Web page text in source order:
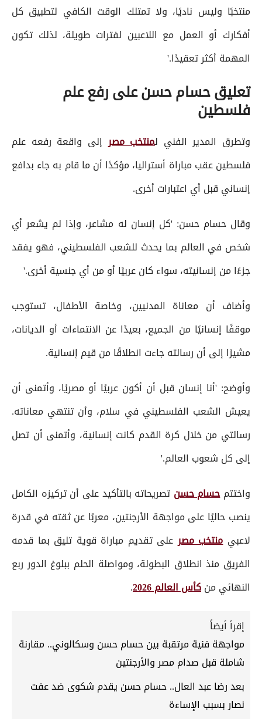
منتخبًا وليس ناديًا، ولا تمتلك الوقت الكافي لتطبيق كل
أفكارك أو العمل مع اللاعبين لفترات طويلة، لذلك تكون
المهمة أكثر تعقيدًا.'
تعليق حسام حسن على رفع علم
فلسطين
وتطرق المدير الفني لمنتخب مصرإلى واقعة رفعه علم
فلسطين عقب مباراة أستراليا، مؤكدًا أن ما قام به جاء بدافع
إنساني قبل أي اعتبارات أخرى.
وقال حسام حسن: 'كل إنسان له مشاعر، وإذا لم يشعر أي
شخص في العالم بما يحدث للشعب الفلسطيني، فهو يفقد
جزءًا من إنسانيته، سواء كان عربيًا أو من أي جنسية أخرى.'
وأضاف أن معاناة المدنيين، وخاصة الأطفال، تستوجب
موقفًا إنسانيًا من الجميع، بعيدًا عن الانتماءات أو الديانات،
مشيرًا إلى أن رسالته جاءت انطلاقًا من قيم إنسانية.
وأوضح: 'أنا إنسان قبل أن أكون عربيًا أو مصريًا، وأتمنى أن
يعيش الشعب الفلسطيني في سلام، وأن تنتهي معاناته.
رسالتي من خلال كرة القدم كانت إنسانية، وأتمنى أن تصل
إلى كل شعوب العالم.'
واختتمحسام حسن تصريحاته بالتأكيد على أن تركيزه الكامل
ينصب حاليًا على مواجهة الأرجنتين، معربًا عن ثقته في قدرة
لاعبيمنتخب مصرعلى تقديم مباراة قوية تليق بما قدمه
الفريق منذ انطلاق البطولة، ومواصلة الحلم ببلوغ الدور ربع
النهائي منكأس العالم 2026 .
إقرأ أيضاً
مواجهة فنية مرتقبة بين حسام حسن وسكالوني.. مقارنة
شاملة قبل صدام مصر والأرجنتين
بعد رضا عبد العال.. حسام حسن يقدم شكوى ضد عفت
نصار بسبب الإساءة